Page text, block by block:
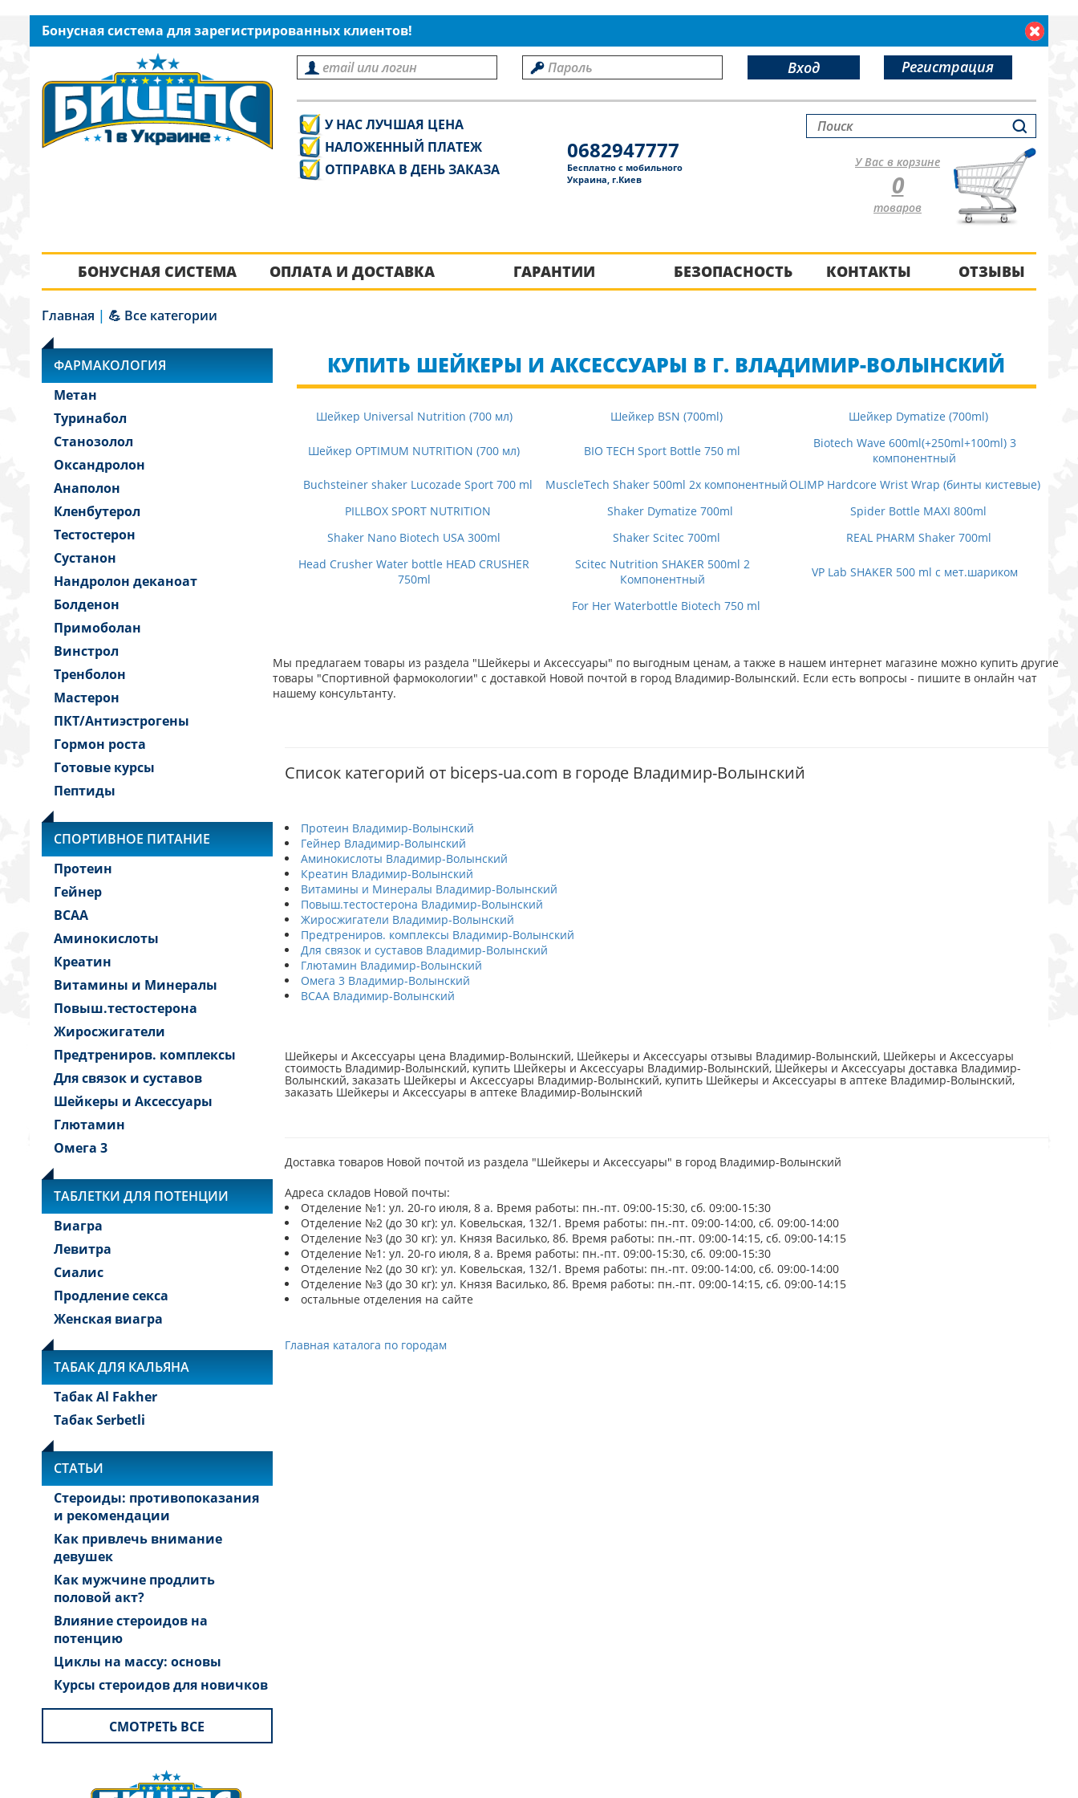
Бонусная система для зарегистрированных клиентов!
Вход Регистрация
У НАС ЛУЧШАЯ ЦЕНА
НАЛОЖЕННЫЙ ПЛАТЕЖ
ОТПРАВКА В ДЕНЬ ЗАКАЗА
0682947777
Бесплатно с мобильного
Украина, г.Киев
У Вас в корзине
0
товаров
БОНУСНАЯ СИСТЕМА ОПЛАТА И ДОСТАВКА ГАРАНТИИ БЕЗОПАСНОСТЬ КОНТАКТЫ ОТЗЫВЫ
Главная | 💪 Все категории
ФАРМАКОЛОГИЯ
Метан
Туринабол
Станозолол
Оксандролон
Анаполон
Кленбутерол
Тестостерон
Сустанон
Нандролон деканоат
Болденон
Примоболан
Винстрол
Тренболон
Мастерон
ПКТ/Антиэстрогены
Гормон роста
Готовые курсы
Пептиды
СПОРТИВНОЕ ПИТАНИЕ
Протеин
Гейнер
BCAA
Аминокислоты
Креатин
Витамины и Минералы
Повыш.тестостерона
Жиросжигатели
Предтрениров. комплексы
Для связок и суставов
Шейкеры и Аксессуары
Глютамин
Омега 3
ТАБЛЕТКИ ДЛЯ ПОТЕНЦИИ
Виагра
Левитра
Сиалис
Продление секса
Женская виагра
ТАБАК ДЛЯ КАЛЬЯНА
Табак Al Fakher
Табак Serbetli
СТАТЬИ
Стероиды: противопоказания
и рекомендации
Как привлечь внимание
девушек
Как мужчине продлить
половой акт?
Влияние стероидов на
потенцию
Циклы на массу: основы
Курсы стероидов для новичков
СМОТРЕТЬ ВСЕ
КУПИТЬ ШЕЙКЕРЫ И АКСЕССУАРЫ В Г. ВЛАДИМИР-ВОЛЫНСКИЙ
Шейкер Universal Nutrition (700 мл) Шейкер BSN (700ml) Шейкер Dymatize (700ml)
Шейкер OPTIMUM NUTRITION (700 мл) BIO TECH Sport Bottle 750 ml
Biotech Wave 600ml(+250ml+100ml) 3
компонентный
Buchsteiner shaker Lucozade Sport 700 ml
MuscleTech Shaker 500ml 2х компонентный OLIMP Hardcore Wrist Wrap (бинты кистевые)
PILLBOX SPORT NUTRITION
Shaker Dymatize 700ml
Spider Bottle MAXI 800ml
Shaker Nano Biotech USA 300ml
Shaker Scitec 700ml
REAL PHARM Shaker 700ml
Head Crusher Water bottle HEAD CRUSHER
750ml
Scitec Nutrition SHAKER 500ml 2
Компонентный
VP Lab SHAKER 500 ml с мет.шариком
For Her Waterbottle Biotech 750 ml
Мы предлагаем товары из раздела "Шейкеры и Аксессуары" по выгодным ценам, а также в нашем интернет магазине можно купить другие
товары "Спортивной фармокологии" с доставкой Новой почтой в город Владимир-Волынский. Если есть вопросы - пишите в онлайн чат
нашему консультанту.
Список категорий от biceps-ua.com в городе Владимир-Волынский
Протеин Владимир-Волынский
Гейнер Владимир-Волынский
Аминокислоты Владимир-Волынский
Креатин Владимир-Волынский
Витамины и Минералы Владимир-Волынский
Повыш.тестостерона Владимир-Волынский
Жиросжигатели Владимир-Волынский
Предтрениров. комплексы Владимир-Волынский
Для связок и суставов Владимир-Волынский
Глютамин Владимир-Волынский
Омега 3 Владимир-Волынский
BCAA Владимир-Волынский
Шейкеры и Аксессуары цена Владимир-Волынский, Шейкеры и Аксессуары отзывы Владимир-Волынский, Шейкеры и Аксессуары
стоимость Владимир-Волынский, купить Шейкеры и Аксессуары Владимир-Волынский, Шейкеры и Аксессуары доставка Владимир-
Волынский, заказать Шейкеры и Аксессуары Владимир-Волынский, купить Шейкеры и Аксессуары в аптеке Владимир-Волынский,
заказать Шейкеры и Аксессуары в аптеке Владимир-Волынский
Доставка товаров Новой почтой из раздела "Шейкеры и Аксессуары" в город Владимир-Волынский
Адреса складов Новой почты:
Отделение №1: ул. 20-го июля, 8 а. Время работы: пн.-пт. 09:00-15:30, сб. 09:00-15:30
Отделение №2 (до 30 кг): ул. Ковельская, 132/1. Время работы: пн.-пт. 09:00-14:00, сб. 09:00-14:00
Отделение №3 (до 30 кг): ул. Князя Василько, 8б. Время работы: пн.-пт. 09:00-14:15, сб. 09:00-14:15
Отделение №1: ул. 20-го июля, 8 а. Время работы: пн.-пт. 09:00-15:30, сб. 09:00-15:30
Отделение №2 (до 30 кг): ул. Ковельская, 132/1. Время работы: пн.-пт. 09:00-14:00, сб. 09:00-14:00
Отделение №3 (до 30 кг): ул. Князя Василько, 8б. Время работы: пн.-пт. 09:00-14:15, сб. 09:00-14:15
остальные отделения на сайте
Главная каталога по городам